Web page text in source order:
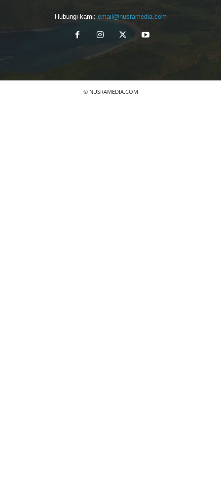
Hubungi kami: email@nusramedia.com
© NUSRAMEDIA.COM